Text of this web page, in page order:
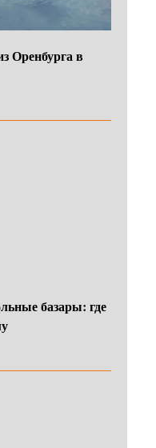
Оренбурга в
базары: где